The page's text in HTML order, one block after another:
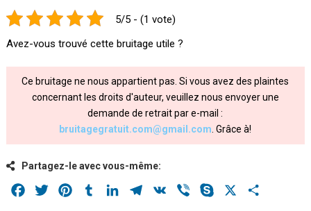
5/5 - (1 vote)
Avez-vous trouvé cette bruitage utile ?
Ce bruitage ne nous appartient pas. Si vous avez des plaintes
concernant les droits d'auteur, veuillez nous envoyer une
demande de retrait par e-mail :
bruitagegratuit.com@gmail.com . Grâce à!
Partagez-le avec vous-même:
Facebook
Twitter PinterestTumblrLinkedInTelegram
VK Viber Skype